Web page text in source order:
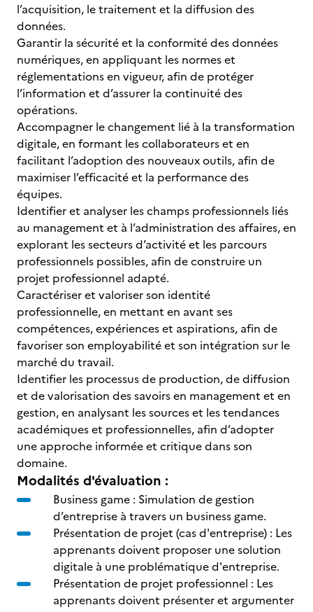
l’acquisition, le traitement et la diffusion des
données.
Garantir la sécurité et la conformité des données
numériques, en appliquant les normes et
réglementations en vigueur, afin de protéger
l’information et d’assurer la continuité des
opérations.
Accompagner le changement lié à la transformation
digitale, en formant les collaborateurs et en
facilitant l’adoption des nouveaux outils, afin de
maximiser l’efficacité et la performance des
équipes.
Identifier et analyser les champs professionnels liés
au management et à l’administration des affaires, en
explorant les secteurs d’activité et les parcours
professionnels possibles, afin de construire un
projet professionnel adapté.
Caractériser et valoriser son identité
professionnelle, en mettant en avant ses
compétences, expériences et aspirations, afin de
favoriser son employabilité et son intégration sur le
marché du travail.
Identifier les processus de production, de diffusion
et de valorisation des savoirs en management et en
gestion, en analysant les sources et les tendances
académiques et professionnelles, afin d’adopter
une approche informée et critique dans son
domaine.
Modalités d'évaluation :
Business game : Simulation de gestion
d’entreprise à travers un business game.
Présentation de projet (cas d'entreprise) : Les
apprenants doivent proposer une solution
digitale à une problématique d'entreprise.
Présentation de projet professionnel : Les
apprenants doivent présenter et argumenter